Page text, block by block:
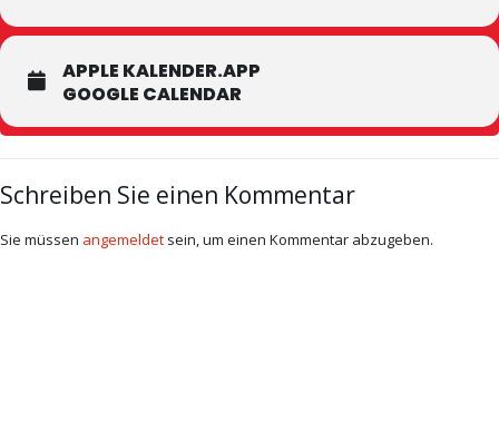
APPLE KALENDER.APP
GOOGLE CALENDAR
Schreiben Sie einen Kommentar
Sie müssen angemeldet sein, um einen Kommentar abzugeben.